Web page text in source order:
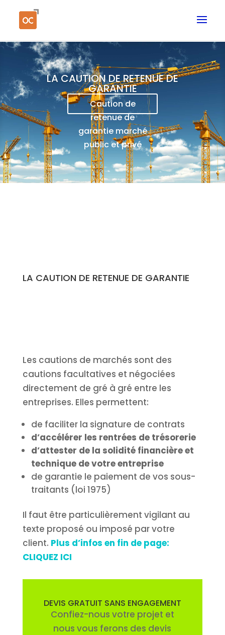
LA CAUTION DE RETENUE DE
GARANTIE
Caution de
retenue de
garantie marché
public et privé
LA CAUTION DE RETENUE DE GARANTIE
Les cautions de marchés sont des
cautions facultatives et négociées
directement de gré à gré entre les
entreprises. Elles permettent:
de faciliter la signature de contrats
d’accélérer les rentrées de trésorerie
d’attester de la solidité financière et
technique de votre entreprise
de garantie le paiement de vos sous-
traitants (loi 1975)
Il faut être particulièrement vigilant au
texte proposé ou imposé par votre
client. Plus d’infos en fin de page:
CLIQUEZ ICI
DEVIS GRATUIT SANS ENGAGEMENT
Confiez-nous votre projet et
nous vous ferons des devis